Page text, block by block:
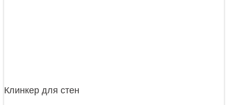
Клинкер для стен